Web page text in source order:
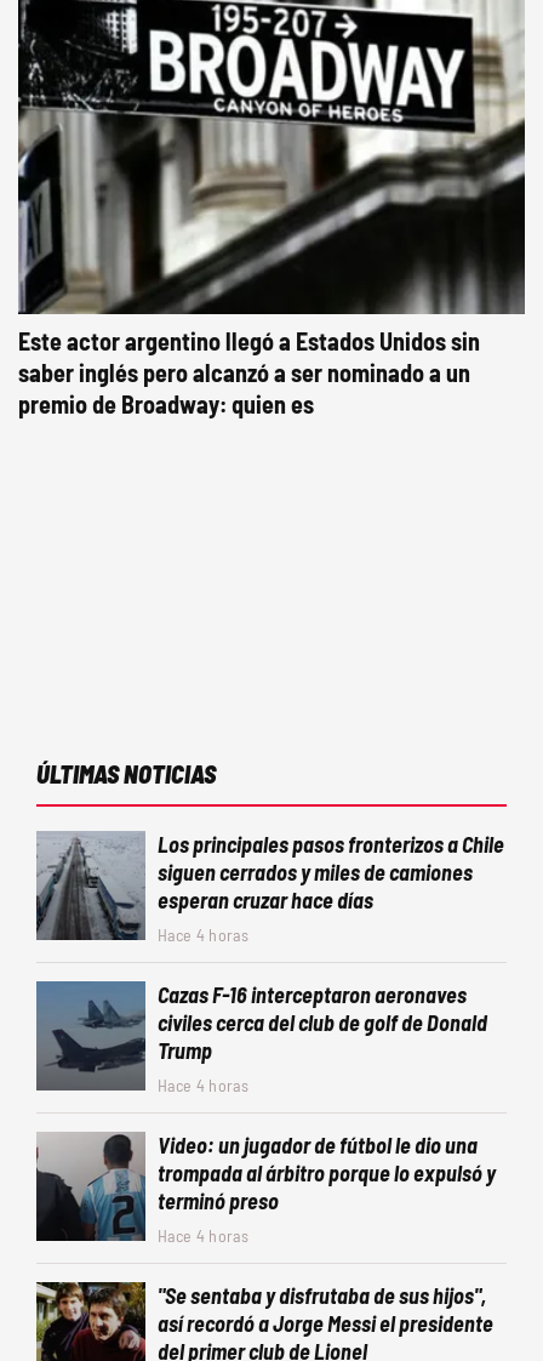
Este actor argentino llegó a Estados Unidos sin
saber inglés pero alcanzó a ser nominado a un
premio de Broadway: quien es
ÚLTIMAS NOTICIAS
Los principales pasos fronterizos a Chile
siguen cerrados y miles de camiones
esperan cruzar hace días
Hace 4 horas
Cazas F-16 interceptaron aeronaves
civiles cerca del club de golf de Donald
Trump
Hace 4 horas
Video: un jugador de fútbol le dio una
trompada al árbitro porque lo expulsó y
terminó preso
Hace 4 horas
"Se sentaba y disfrutaba de sus hijos",
así recordó a Jorge Messi el presidente
del primer club de Lionel